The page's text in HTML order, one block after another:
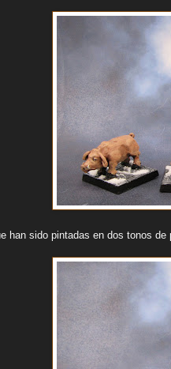
han sido pintadas en dos tonos